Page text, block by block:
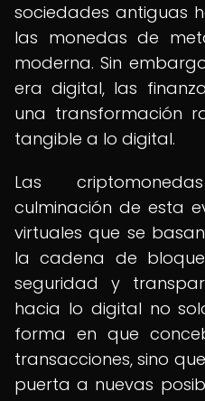
sociedades antiguas
las monedas de
moderna. Sin
era digital, las
una transformación
tangible a lo digital.
Las
culminación de esta
virtuales que se
la cadena de
seguridad y
hacia lo digital no
forma en que
transacciones, sino
puerta a nuevas